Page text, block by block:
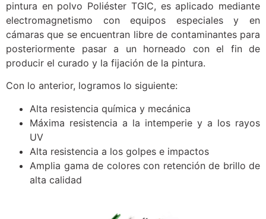
pintura en polvo Poliéster TGIC, es aplicado mediante
electromagnetismo con equipos especiales y en
cámaras que se encuentran libre de contaminantes para
posteriormente pasar a un horneado con el fin de
producir el curado y la fijación de la pintura.
Con lo anterior, logramos lo siguiente:
Alta resistencia química y mecánica
Máxima resistencia a la intemperie y a los rayos
UV
Alta resistencia a los golpes e impactos
Amplia gama de colores con retención de brillo de
alta calidad